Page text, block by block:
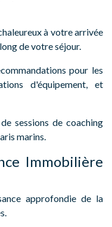
à votre arrivée
de votre séjour.
pour les
d'équipement, et
sessions de coaching
marins.
Immobilière
approfondie de la